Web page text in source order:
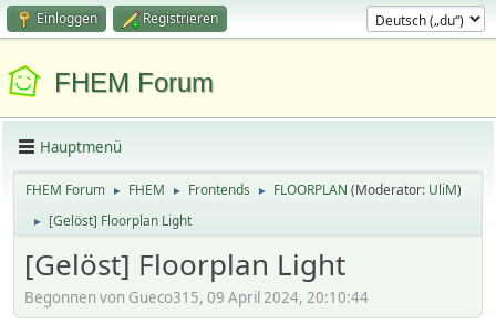
Einloggen Registrieren
FHEM Forum
Hauptmenü
FHEM Forum ► FHEM ► Frontends ► FLOORPLAN (Moderator: UliM)
► [Gelöst] Floorplan Light
[Gelöst] Floorplan Light
Begonnen von Gueco315, 09 April 2024, 20:10:44